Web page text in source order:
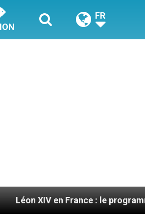
FR
France : le programme détaillé de